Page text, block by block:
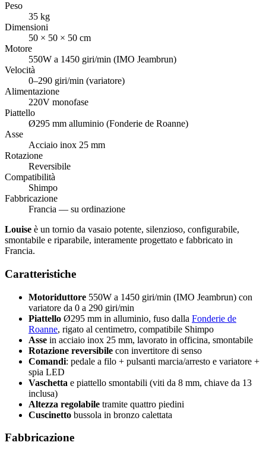
Peso
35 kg
Dimensioni
50 × 50 × 50 cm
Motore
550W a 1450 giri/min (IMO Jeambrun)
Velocità
0–290 giri/min (variatore)
Alimentazione
220V monofase
Piattello
Ø295 mm alluminio (Fonderie de Roanne)
Asse
Acciaio inox 25 mm
Rotazione
Reversibile
Compatibilità
Shimpo
Fabbricazione
Francia — su ordinazione
Louise è un tornio da vasaio potente, silenzioso, configurabile,
smontabile e riparabile, interamente progettato e fabbricato in
Francia.
Caratteristiche
Motoriduttore 550W a 1450 giri/min (IMO Jeambrun) con
variatore da 0 a 290 giri/min
Piattello Ø295 mm in alluminio, fuso dalla Fonderie de
Roanne, rigato al centimetro, compatibile Shimpo
Asse in acciaio inox 25 mm, lavorato in officina, smontabile
Rotazione reversibile con invertitore di senso
Comandi: pedale a filo + pulsanti marcia/arresto e variatore +
spia LED
Vaschetta e piattello smontabili (viti da 8 mm, chiave da 13
inclusa)
Altezza regolabile tramite quattro piedini
Cuscinetto bussola in bronzo calettata
Fabbricazione